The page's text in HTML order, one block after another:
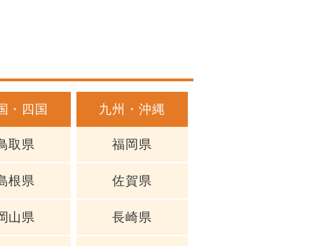
・四国
取県
根県
山県
九州・沖縄
福岡県
佐賀県
長崎県